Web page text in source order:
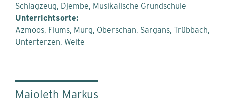
Schlagzeug, Djembe, Musikalische Grundschule
Unterrichtsorte:
Azmoos Flums Murg Oberschan Sargans Trübbach
Unterterzen Weite
Majoleth Markus